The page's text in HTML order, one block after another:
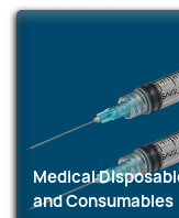
Medical
and Consumables